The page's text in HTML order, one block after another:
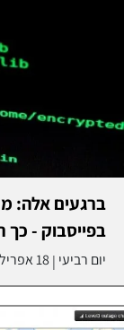
ברגעים אלה:
בפייסבוק - כך
יום רביעי |18 אפריל 2018